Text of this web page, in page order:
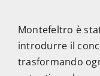
Montefeltro è
introdurre il
trasformando